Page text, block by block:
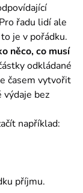
řadu lidí ale
je v pořádku.
něco, co musí
odkládané
časem vytvořit
výdaje bez
například:
příjmu.